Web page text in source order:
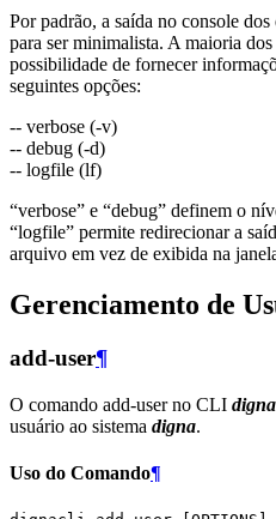
Por padrão, a saída no console
para ser minimalista. A maioria
possibilidade de fornecer
seguintes opções:
-- verbose (-v)
-- debug (-d)
-- logfile (lf)
“verbose” e “debug” definem o
“logfile” permite redirecionar a
arquivo em vez de exibida na
Gerenciamento de
add-user¶
O comando add-user no CLI digna
usuário ao sistema digna.
Uso do Comando¶